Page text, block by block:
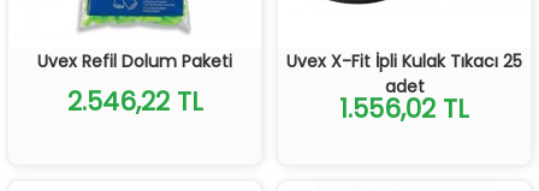
Uvex Refil Dolum Paketi
2.546,22 TL
Uvex X-Fit İpli Kulak Tıkacı 25
adet
1.556,02 TL